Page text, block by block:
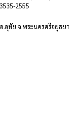
2555
อุทัย จ.พระนครศรีอยุธยา